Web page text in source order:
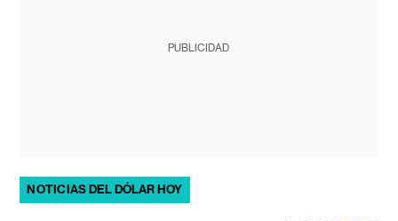
PUBLICIDAD
NOTICIAS DEL DÓLAR HOY